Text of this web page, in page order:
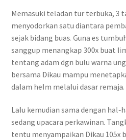
Memasuki teladan tur terbuka, 3
menyodorkan satu diantara
sejak bidang buas. Guna es
sanggup menangkap 300x buat
tentang adam dgn bulu warna
bersama Dikau mampu
dalam helm melalui dasar remaja.
Lalu kemudian sama dengan hal-
sedang upacara perkawinan.
tentu menyampaikan Dikau 105x